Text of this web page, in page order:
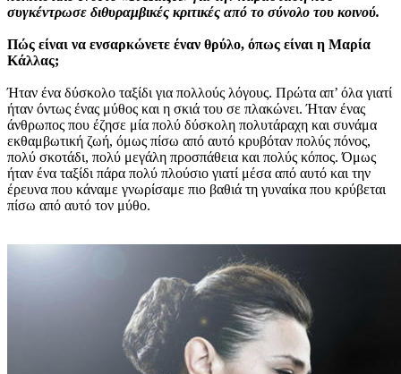
συγκέντρωσε διθυραμβικές κριτικές από το σύνολο του κοινού.
Πώς είναι να ενσαρκώνετε έναν θρύλο, όπως είναι η Μαρία
Κάλλας;
Ήταν ένα δύσκολο ταξίδι για πολλούς λόγους. Πρώτα απ’ όλα γιατί
ήταν όντως ένας μύθος και η σκιά του σε πλακώνει. Ήταν ένας
άνθρωπος που έζησε μία πολύ δύσκολη πολυτάραχη και συνάμα
εκθαμβωτική ζωή, όμως πίσω από αυτό κρυβόταν πολύς πόνος,
πολύ σκοτάδι, πολύ μεγάλη προσπάθεια και πολύς κόπος. Όμως
ήταν ένα ταξίδι πάρα πολύ πλούσιο γιατί μέσα από αυτό και την
έρευνα που κάναμε γνωρίσαμε πιο βαθιά τη γυναίκα που κρύβεται
πίσω από αυτό τον μύθο.